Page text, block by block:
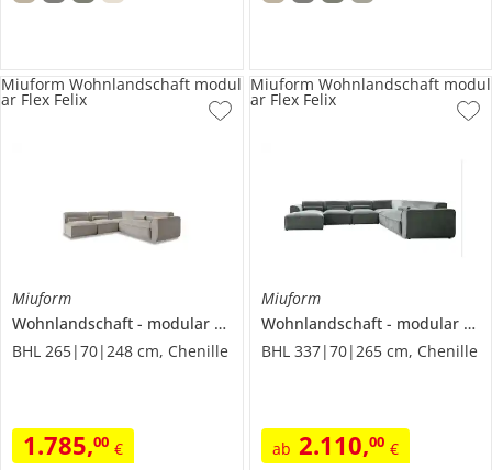
Miuform
Wohnlandschaft
modular
Flex Felix
BHL 265|70|248 cm, Chenille
1.785,00 €
Miuform Wohnlandschaft modul
ar Flex Felix
Miuform
Wohnlandschaft
modular
BHL 337|70|265 cm, Chenille
ab 2.110,00 €
Miuform Wohnlandschaft modul
ar Flex Felix